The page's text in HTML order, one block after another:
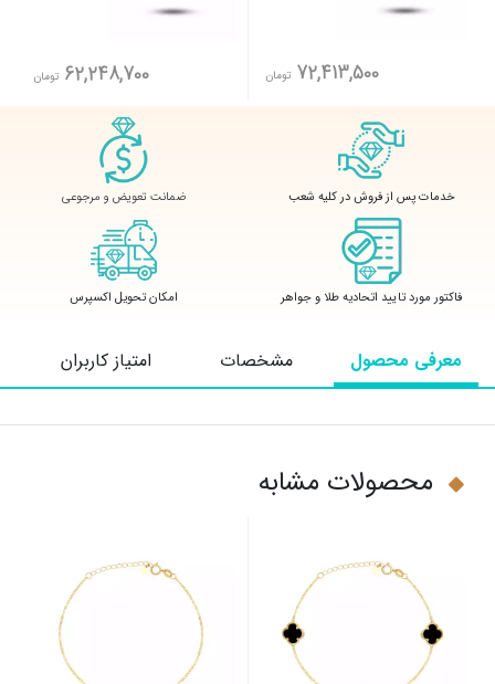
72,413,500 تومان 62,248,700 تومان
خدمات پس از فروش در کلیه شعب ضمانت تعویض و مرجوعی
فاکتور مورد تایید اتحادیه طلا و جواهر امکان تحویل اکسپرس
معرفی محصول مشخصات امتیاز کاربران
محصولات مشابه